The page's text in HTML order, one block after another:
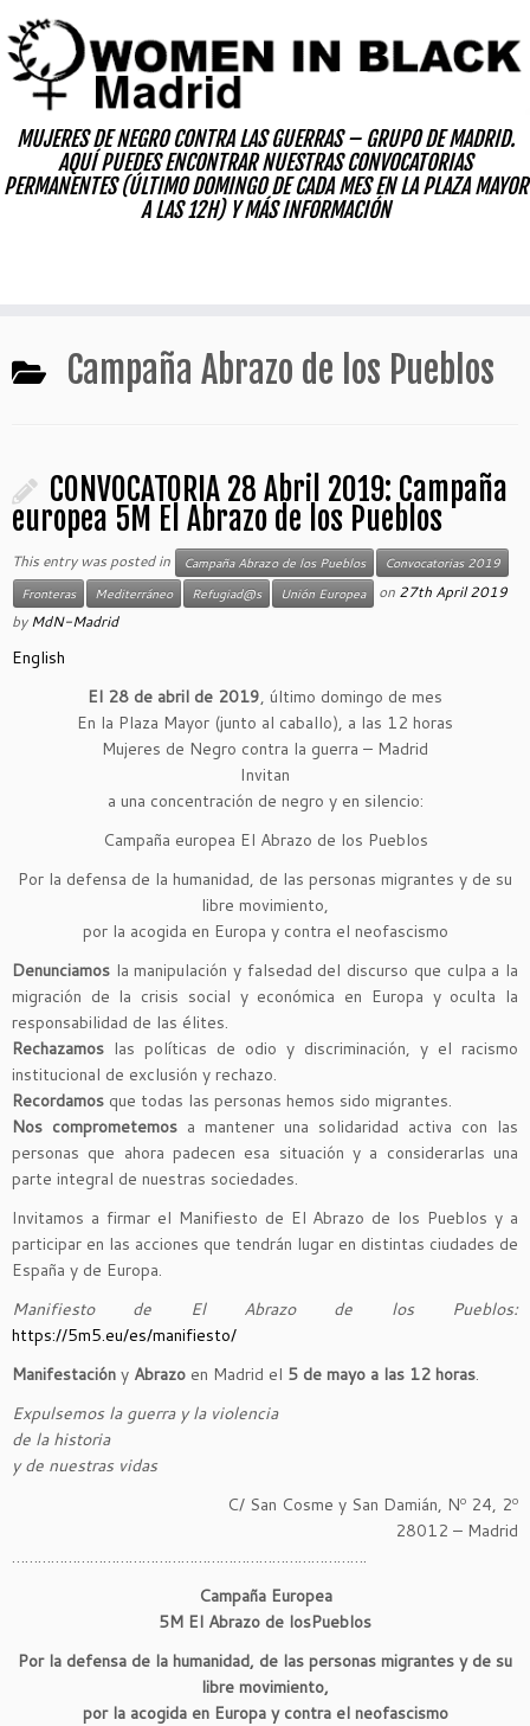
to
content
MUJERES DE NEGRO CONTRA LAS GUERRAS – GRUPO DE MADRID.
AQUÍ PUEDES ENCONTRAR NUESTRAS CONVOCATORIAS
PERMANENTES (ÚLTIMO DOMINGO DE CADA MES EN LA PLAZA MAYOR
A LAS 12H) Y MÁS INFORMACIÓN
Campaña Abrazo de los Pueblos
CONVOCATORIA 28 Abril 2019: Campaña
europea 5M El Abrazo de los Pueblos
This entry was posted in Campaña Abrazo de los Pueblos
Convocatorias 2019
Fronteras
Mediterráneo Refugiad@s Unión Europea on 27th April 2019
byMdN-Madrid
English
El 28 de abril de 2019, último domingo de mes
En la Plaza Mayor (junto al caballo), a las 12 horas
Mujeres de Negro contra la guerra – Madrid
Invitan
a una concentración de negro y en silencio:
Campaña europea El Abrazo de los Pueblos
Por la defensa de la humanidad, de las personas migrantes y de su
libre movimiento,
por la acogida en Europa y contra el neofascismo
Denunciamos la manipulación y falsedad del discurso que culpa a la
migración de la crisis social y económica en Europa y oculta la
responsabilidad de las élites.
Rechazamos las políticas de odio y discriminación, y el racismo
institucional de exclusión y rechazo.
Recordamos que todas las personas hemos sido migrantes.
Nos comprometemos a mantener una solidaridad activa con las
personas que ahora padecen esa situación y a considerarlas una
parte integral de nuestras sociedades.
Invitamos a firmar el Manifiesto de El Abrazo de los Pueblos y a
participar en las acciones que tendrán lugar en distintas ciudades de
España y de Europa.
Manifiesto de El Abrazo de los Pueblos:
https://5m5.eu/es/manifiesto/
Manifestación y Abrazo en Madrid el 5 de mayo a las 12 horas.
Expulsemos la guerra y la violencia
de la historia
y de nuestras vidas
C/ San Cosme y San Damián, Nº 24, 2º
28012 – Madrid
……………………………………………………………………….
Campaña Europea
5M El Abrazo de losPueblos
Por la defensa de la humanidad, de las personas migrantes y de su
libre movimiento,
por la acogida en Europa y contra el neofascismo